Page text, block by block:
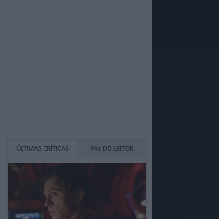
ÚLTIMAS CRÍTICAS FAV DO LEITOR